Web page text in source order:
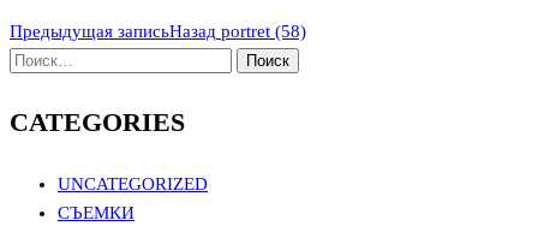
Предыдущая записьНазад portret (58)
CATEGORIES
UNCATEGORIZED
СЪЕМКИ